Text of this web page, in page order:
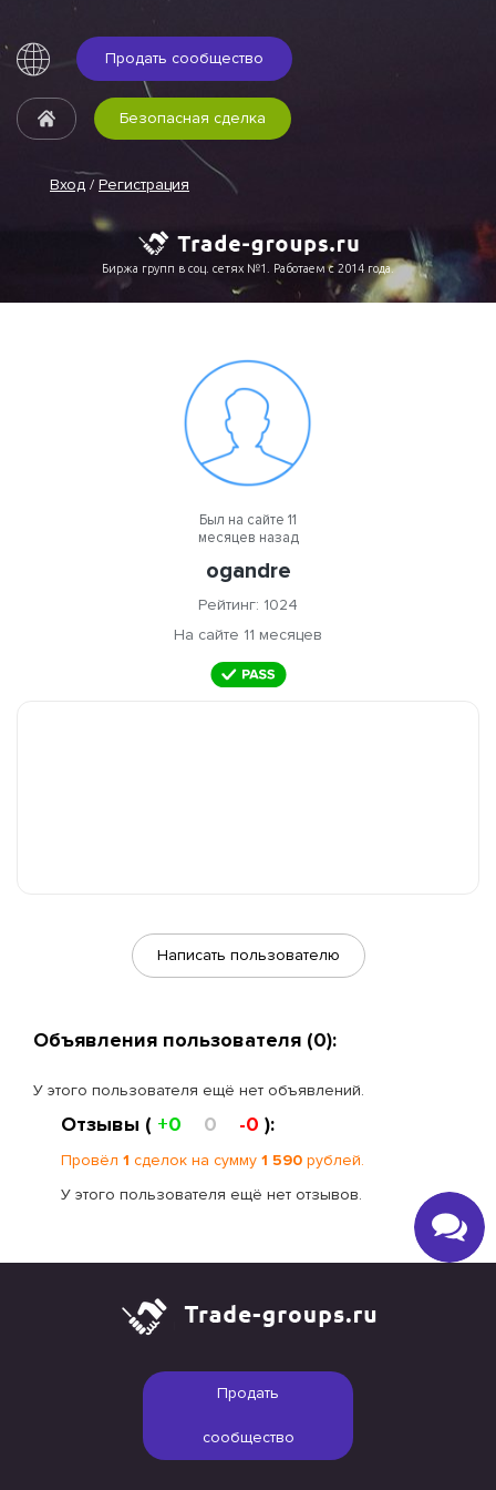
Продать сообщество
Вход / Регистрация
Безопасная сделка
Биржа групп в соц. сетях №1. Работаем с 2014 года.
Был на сайте 11
месяцев назад
ogandre
Рейтинг: 1024
На сайте 11 месяцев
Написать пользователю
Объявления пользователя (0):
У этого пользователя ещё нет объявлений.
Отзывы ( +0 0 -0 ):
Провёл 1 сделок на сумму 1 590 рублей.
У этого пользователя ещё нет отзывов.
Продать
сообщество